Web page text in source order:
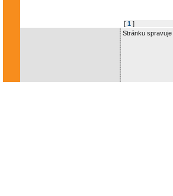
[ 1 ]
Stránku